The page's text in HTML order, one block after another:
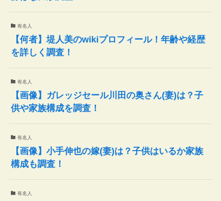
有名人
【何者】堤人美のwikiプロフィール！年齢や経歴
を詳しく調査！
有名人
【画像】ガレッジセール川田の奥さん(妻)は？子
供や家族構成を調査！
有名人
【画像】小手伸也の嫁(妻)は？子供はいるか家族
構成も調査！
有名人